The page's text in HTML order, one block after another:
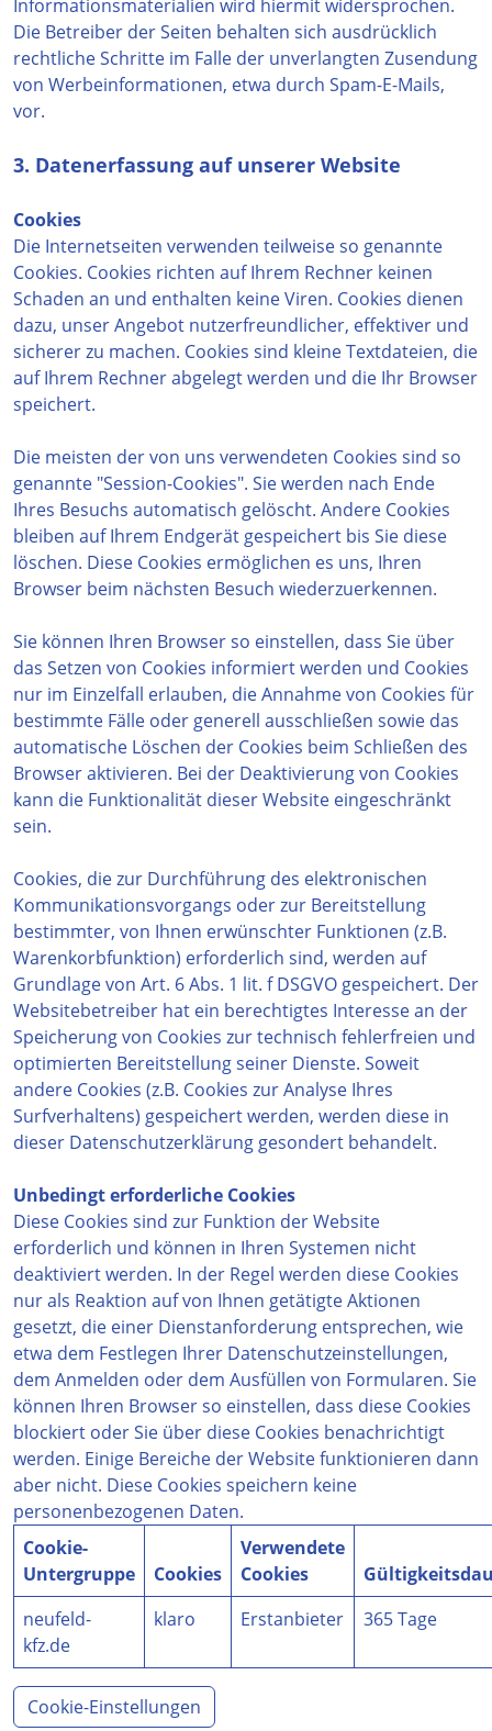
Informationsmaterialien wird hiermit widersprochen.
Die Betreiber der Seiten behalten sich ausdrücklich
rechtliche Schritte im Falle der unverlangten Zusendung
von Werbeinformationen, etwa durch Spam-E-Mails,
vor.
3. Datenerfassung auf unserer Website
Cookies
Die Internetseiten verwenden teilweise so genannte
Cookies. Cookies richten auf Ihrem Rechner keinen
Schaden an und enthalten keine Viren. Cookies dienen
dazu, unser Angebot nutzerfreundlicher, effektiver und
sicherer zu machen. Cookies sind kleine Textdateien, die
auf Ihrem Rechner abgelegt werden und die Ihr Browser
speichert.
Die meisten der von uns verwendeten Cookies sind so
genannte "Session-Cookies". Sie werden nach Ende
Ihres Besuchs automatisch gelöscht. Andere Cookies
bleiben auf Ihrem Endgerät gespeichert bis Sie diese
löschen. Diese Cookies ermöglichen es uns, Ihren
Browser beim nächsten Besuch wiederzuerkennen.
Sie können Ihren Browser so einstellen, dass Sie über
das Setzen von Cookies informiert werden und Cookies
nur im Einzelfall erlauben, die Annahme von Cookies für
bestimmte Fälle oder generell ausschließen sowie das
automatische Löschen der Cookies beim Schließen des
Browser aktivieren. Bei der Deaktivierung von Cookies
kann die Funktionalität dieser Website eingeschränkt
sein.
Cookies, die zur Durchführung des elektronischen
Kommunikationsvorgangs oder zur Bereitstellung
bestimmter, von Ihnen erwünschter Funktionen (z.B.
Warenkorbfunktion) erforderlich sind, werden auf
Grundlage von Art. 6 Abs. 1 lit. f DSGVO gespeichert. Der
Websitebetreiber hat ein berechtigtes Interesse an der
Speicherung von Cookies zur technisch fehlerfreien und
optimierten Bereitstellung seiner Dienste. Soweit
andere Cookies (z.B. Cookies zur Analyse Ihres
Surfverhaltens) gespeichert werden, werden diese in
dieser Datenschutzerklärung gesondert behandelt.
Unbedingt erforderliche Cookies
Diese Cookies sind zur Funktion der Website
erforderlich und können in Ihren Systemen nicht
deaktiviert werden. In der Regel werden diese Cookies
nur als Reaktion auf von Ihnen getätigte Aktionen
gesetzt, die einer Dienstanforderung entsprechen, wie
etwa dem Festlegen Ihrer Datenschutzeinstellungen,
dem Anmelden oder dem Ausfüllen von Formularen. Sie
können Ihren Browser so einstellen, dass diese Cookies
blockiert oder Sie über diese Cookies benachrichtigt
werden. Einige Bereiche der Website funktionieren dann
aber nicht. Diese Cookies speichern keine
personenbezogenen Daten.
Cookie-
Untergruppe
Cookies
Verwendete
Cookies
neufeld-
kfz.de
klaro Erstanbieter 365 Tage
Cookie-Einstellungen